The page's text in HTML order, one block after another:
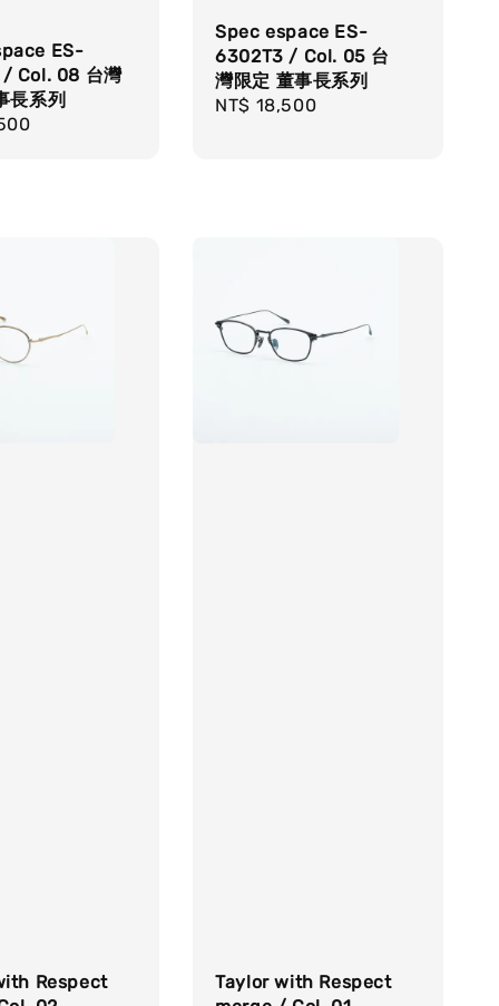
ES-
Col. 08 台灣
長系列
Spec espace ES-
6302T3 / Col. 05 台
灣限定 董事長系列
Regular
NT$ 18,500
Respect
Taylor with Respect